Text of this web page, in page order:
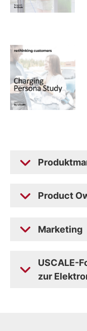
Product
Marketing
USCALE-
zur